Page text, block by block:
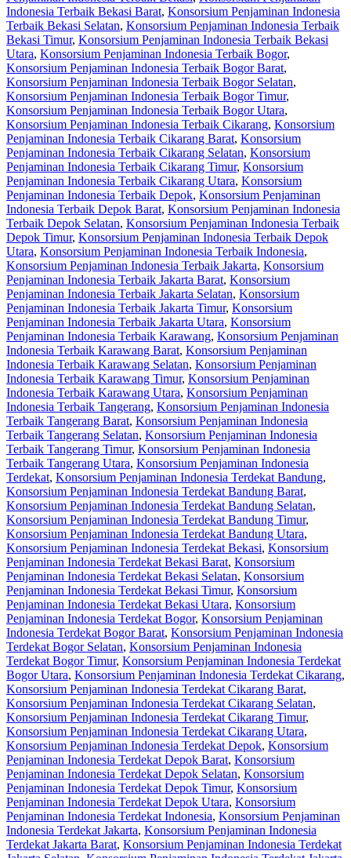
Indonesia Terbaik Bekasi Barat, Konsorsium Penjaminan Indonesia
Terbaik Bekasi Selatan, Konsorsium Penjaminan Indonesia Terbaik
Bekasi Timur, Konsorsium Penjaminan Indonesia Terbaik Bekasi
Utara, Konsorsium Penjaminan Indonesia Terbaik Bogor,
Konsorsium Penjaminan Indonesia Terbaik Bogor Barat,
Konsorsium Penjaminan Indonesia Terbaik Bogor Selatan,
Konsorsium Penjaminan Indonesia Terbaik Bogor Timur,
Konsorsium Penjaminan Indonesia Terbaik Bogor Utara,
Konsorsium Penjaminan Indonesia Terbaik Cikarang, Konsorsium
Penjaminan Indonesia Terbaik Cikarang Barat, Konsorsium
Penjaminan Indonesia Terbaik Cikarang Selatan, Konsorsium
Penjaminan Indonesia Terbaik Cikarang Timur, Konsorsium
Penjaminan Indonesia Terbaik Cikarang Utara, Konsorsium
Penjaminan Indonesia Terbaik Depok, Konsorsium Penjaminan
Indonesia Terbaik Depok Barat, Konsorsium Penjaminan Indonesia
Terbaik Depok Selatan, Konsorsium Penjaminan Indonesia Terbaik
Depok Timur, Konsorsium Penjaminan Indonesia Terbaik Depok
Utara, Konsorsium Penjaminan Indonesia Terbaik Indonesia,
Konsorsium Penjaminan Indonesia Terbaik Jakarta, Konsorsium
Penjaminan Indonesia Terbaik Jakarta Barat, Konsorsium
Penjaminan Indonesia Terbaik Jakarta Selatan, Konsorsium
Penjaminan Indonesia Terbaik Jakarta Timur, Konsorsium
Penjaminan Indonesia Terbaik Jakarta Utara, Konsorsium
Penjaminan Indonesia Terbaik Karawang, Konsorsium Penjaminan
Indonesia Terbaik Karawang Barat, Konsorsium Penjaminan
Indonesia Terbaik Karawang Selatan, Konsorsium Penjaminan
Indonesia Terbaik Karawang Timur, Konsorsium Penjaminan
Indonesia Terbaik Karawang Utara, Konsorsium Penjaminan
Indonesia Terbaik Tangerang, Konsorsium Penjaminan Indonesia
Terbaik Tangerang Barat, Konsorsium Penjaminan Indonesia
Terbaik Tangerang Selatan, Konsorsium Penjaminan Indonesia
Terbaik Tangerang Timur, Konsorsium Penjaminan Indonesia
Terbaik Tangerang Utara, Konsorsium Penjaminan Indonesia
Terdekat, Konsorsium Penjaminan Indonesia Terdekat Bandung,
Konsorsium Penjaminan Indonesia Terdekat Bandung Barat,
Konsorsium Penjaminan Indonesia Terdekat Bandung Selatan,
Konsorsium Penjaminan Indonesia Terdekat Bandung Timur,
Konsorsium Penjaminan Indonesia Terdekat Bandung Utara,
Konsorsium Penjaminan Indonesia Terdekat Bekasi, Konsorsium
Penjaminan Indonesia Terdekat Bekasi Barat, Konsorsium
Penjaminan Indonesia Terdekat Bekasi Selatan, Konsorsium
Penjaminan Indonesia Terdekat Bekasi Timur, Konsorsium
Penjaminan Indonesia Terdekat Bekasi Utara, Konsorsium
Penjaminan Indonesia Terdekat Bogor, Konsorsium Penjaminan
Indonesia Terdekat Bogor Barat, Konsorsium Penjaminan Indonesia
Terdekat Bogor Selatan, Konsorsium Penjaminan Indonesia
Terdekat Bogor Timur, Konsorsium Penjaminan Indonesia Terdekat
Bogor Utara, Konsorsium Penjaminan Indonesia Terdekat Cikarang,
Konsorsium Penjaminan Indonesia Terdekat Cikarang Barat,
Konsorsium Penjaminan Indonesia Terdekat Cikarang Selatan,
Konsorsium Penjaminan Indonesia Terdekat Cikarang Timur,
Konsorsium Penjaminan Indonesia Terdekat Cikarang Utara,
Konsorsium Penjaminan Indonesia Terdekat Depok, Konsorsium
Penjaminan Indonesia Terdekat Depok Barat, Konsorsium
Penjaminan Indonesia Terdekat Depok Selatan, Konsorsium
Penjaminan Indonesia Terdekat Depok Timur, Konsorsium
Penjaminan Indonesia Terdekat Depok Utara, Konsorsium
Penjaminan Indonesia Terdekat Indonesia, Konsorsium Penjaminan
Indonesia Terdekat Jakarta, Konsorsium Penjaminan Indonesia
Terdekat Jakarta Barat, Konsorsium Penjaminan Indonesia Terdekat